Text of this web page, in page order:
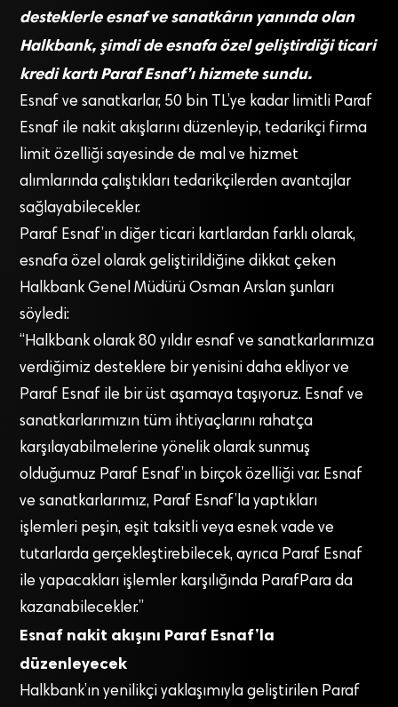
desteklerle esnaf ve sanatkârın yanında olan
Halkbank, şimdi de esnafa özel geliştirdiği ticari
kredi kartı Paraf Esnaf’ı hizmete sundu.
Esnaf ve sanatkarlar, 50 bin TL’ye kadar limitli Paraf
Esnaf ile nakit akışlarını düzenleyip, tedarikçi firma
limit özelliği sayesinde de mal ve hizmet
alımlarında çalıştıkları tedarikçilerden avantajlar
sağlayabilecekler.
Paraf Esnaf’ın diğer ticari kartlardan farklı olarak,
esnafa özel olarak geliştirildiğine dikkat çeken
Halkbank Genel Müdürü Osman Arslan şunları
söyledi:
“Halkbank olarak 80 yıldır esnaf ve sanatkarlarımıza
verdiğimiz desteklere bir yenisini daha ekliyor ve
Paraf Esnaf ile bir üst aşamaya taşıyoruz. Esnaf ve
sanatkarlarımızın tüm ihtiyaçlarını rahatça
karşılayabilmelerine yönelik olarak sunmuş
olduğumuz Paraf Esnaf’ın birçok özelliği var. Esnaf
ve sanatkarlarımız, Paraf Esnaf’la yaptıkları
işlemleri peşin, eşit taksitli veya esnek vade ve
tutarlarda gerçekleştirebilecek, ayrıca Paraf Esnaf
ile yapacakları işlemler karşılığında ParafPara da
kazanabilecekler.”
Esnaf nakit akışını Paraf Esnaf’la
düzenleyecek
Halkbank’ın yenilikçi yaklaşımıyla geliştirilen Paraf